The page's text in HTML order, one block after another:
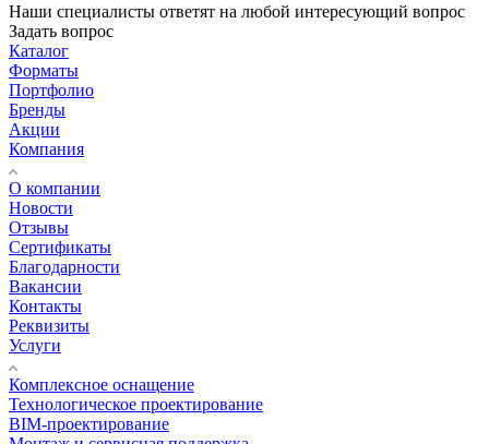
Наши специалисты ответят на любой интересующий вопрос
Задать вопрос
Каталог
Форматы
Портфолио
Бренды
Акции
Компания
О компании
Новости
Отзывы
Сертификаты
Благодарности
Вакансии
Контакты
Реквизиты
Услуги
Комплексное оснащение
Технологическое проектирование
BIM-проектирование